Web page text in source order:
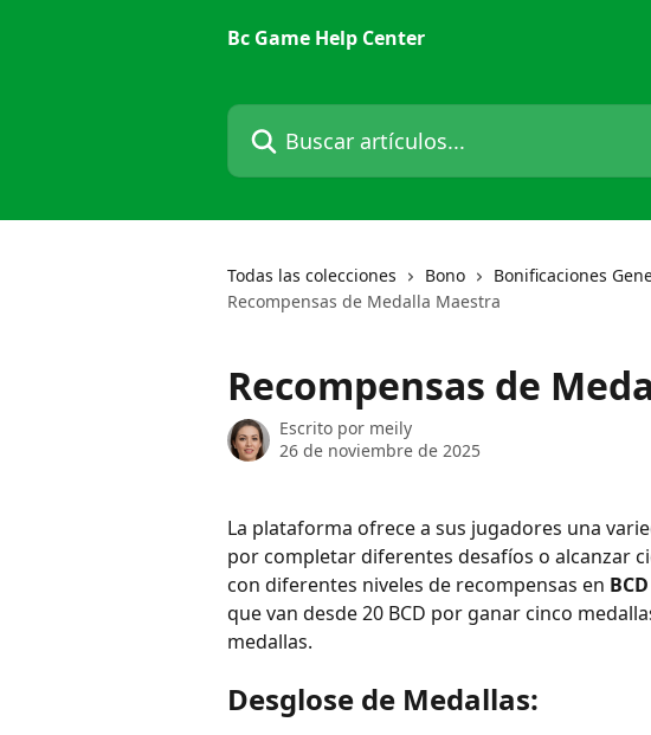
Bc Game Help Center
Buscar artículos...
Todas las colecciones Bono
Bonificaciones
Recompensas de Medalla Maestra
Recompensas de
Escrito por meily
26 de noviembre de 2025
La plataforma ofrece a sus jugadores una
por completar diferentes desafíos o alcanzar
con diferentes niveles de recompensas en BCD
que van desde 20 BCD por ganar cinco
medallas.
Desglose de Medallas: